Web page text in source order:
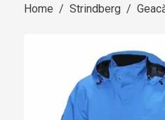
Home / Strindberg /